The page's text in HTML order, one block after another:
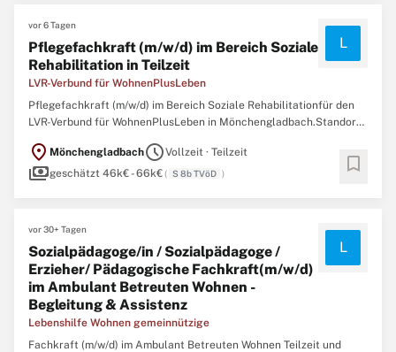
vor 6 Tagen
Pflegefachkraft (m/w/d) im Bereich Soziale
Rehabilitation in Teilzeit
LVR-Verbund für WohnenPlusLeben
L
Pflegefachkraft (m/w/d) im Bereich Soziale Rehabilitationfür den
LVR-Verbund für WohnenPlusLeben in Mönchengladbach.Standort:
WohnenPlusLebenVergütung: S8b TVöD-SuEArbeitszeit: Teilzeit bis
30 Std./WocheunbefristetBesetzungsstart: nächstmöglichDas ...
location_on MönchengladbachscheduleVollzeit · Teilzeit
paymentsgeschätzt 46k€ - 66k€( S 8b TVöD ) bookmark
vor 30+ Tagen
Sozialpädagoge/in / Sozialpädagoge /
Erzieher/ Pädagogische Fachkraft(m/w/d)
im Ambulant Betreuten Wohnen -
Begleitung & Assistenz
Lebenshilfe Wohnen gemeinnützige
L
Fachkraft (m/w/d) im Ambulant Betreuten Wohnen Teilzeit und